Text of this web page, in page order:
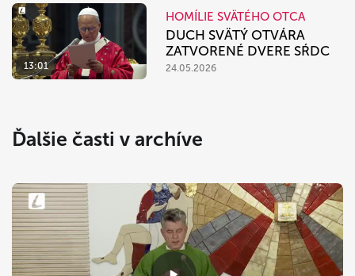
13:01
HOMÍLIE SVÄTÉHO OTCA
DUCH SVÄTÝ OTVÁRA
ZATVORENÉ DVERE SŔDC
24.05.2026
Ďalšie časti v archíve